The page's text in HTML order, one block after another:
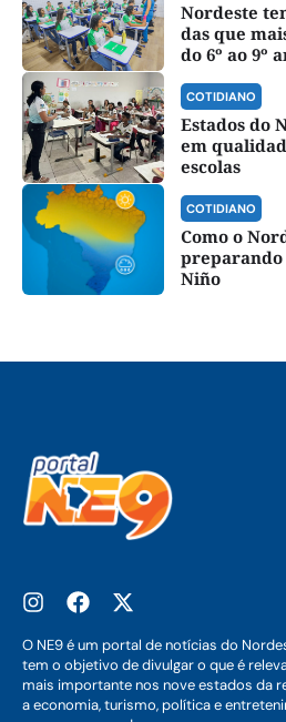
Nordeste
das que
do 6º ao 9º
COTIDIANO
Estados do
em
escolas
COTIDIANO
Como o
preparando
Niño
O NE9 é um portal de notícias do
tem o objetivo de divulgar o que é
mais importante nos nove estados da
a economia, turismo, política e